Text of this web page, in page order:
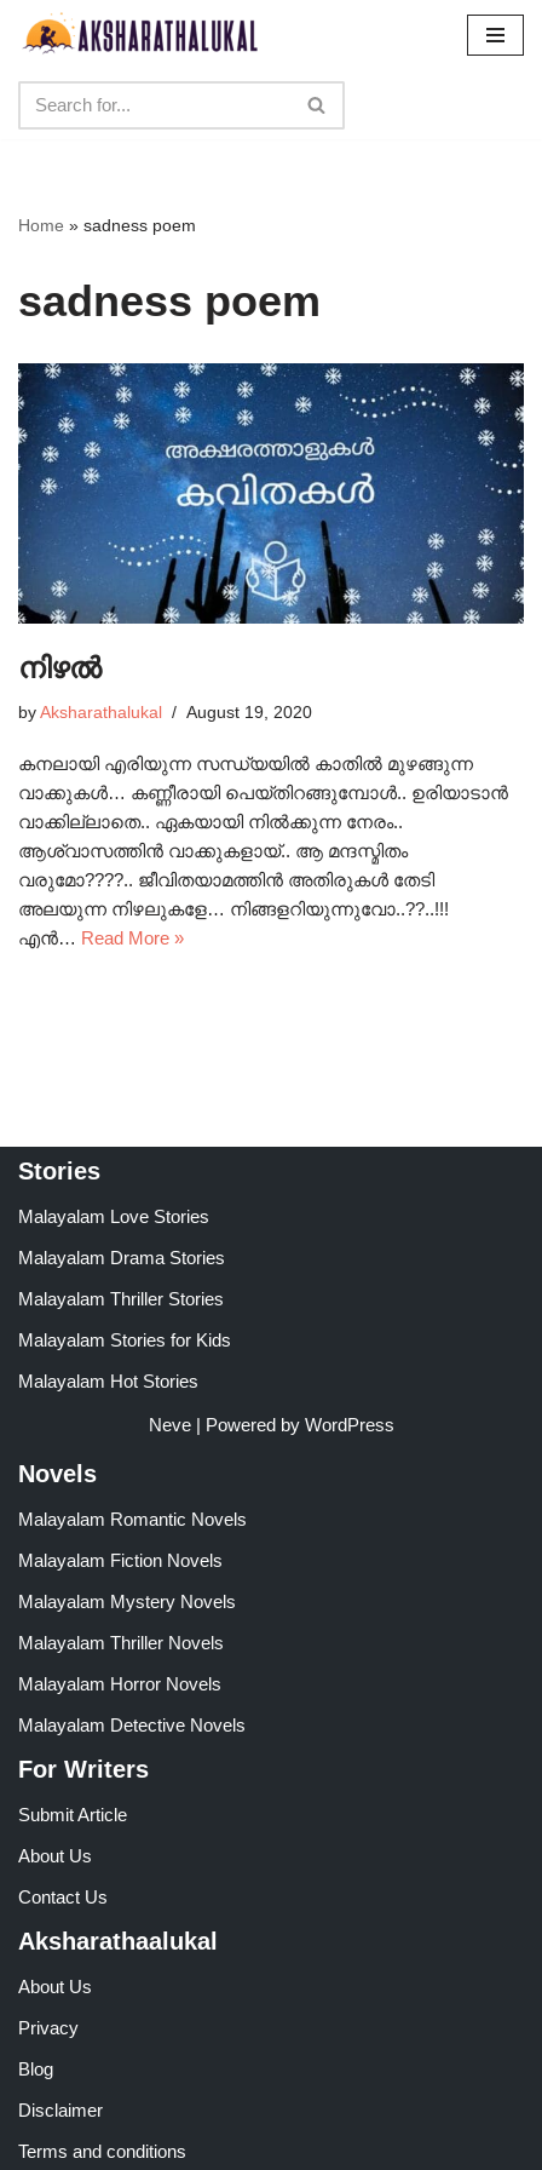
content
Home » sadness poem
sadness poem
നിഴല്‍
by Aksharathalukal August 19, 2020
കനലായി എരിയുന്ന സന്ധ്യയില്‍ കാതില്‍ മുഴങ്ങുന്ന
വാക്കുകള്‍… കണ്ണീരായി പെയ്തിറങ്ങുമ്പോള്‍.. ഉരിയാടാന്‍
വാക്കില്ലാതെ.. ഏകയായി നില്‍ക്കുന്ന നേരം..
ആശ്വാസത്തിന്‍ വാക്കുകളായ്.. ആ മന്ദസ്മിതം
വരുമോ????.. ജീവിതയാമത്തിന്‍ അതിരുകള്‍ തേടി
അലയുന്ന നിഴലുകളേ… നിങ്ങളറിയുന്നുവോ..??..!!!
എന്‍… Read More »
Stories
Malayalam Love Stories
Malayalam Drama Stories
Malayalam Thriller Stories
Malayalam Stories for Kids
Malayalam Hot Stories
Neve| Powered by WordPress
Novels
Malayalam Romantic Novels
Malayalam Fiction Novels
Malayalam Mystery Novels
Malayalam Thriller Novels
Malayalam Horror Novels
Malayalam Detective Novels
For Writers
Submit Article
About Us
Contact Us
Aksharathaalukal
About Us
Privacy
Blog
Disclaimer
Terms and conditions